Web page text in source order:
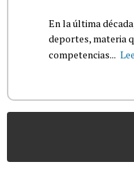
En la última
deportes, materia
competencias...